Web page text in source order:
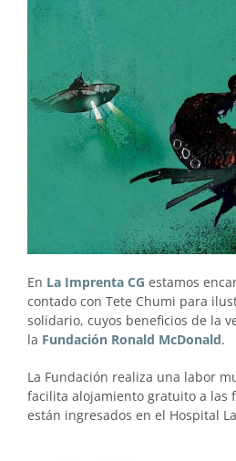
En La Imprenta CG estamos
contado con Tete Chumi para
solidario, cuyos beneficios de la
la Fundación Ronald McDonald.
La Fundación realiza una labor
facilita alojamiento gratuito a las
están ingresados en el Hospital